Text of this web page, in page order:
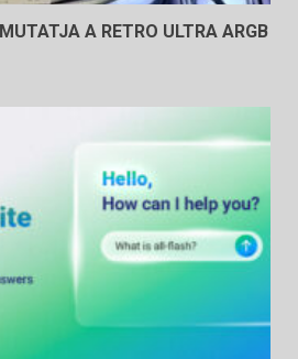
A RETRO ULTRA ARGB